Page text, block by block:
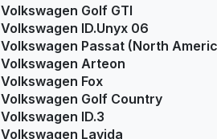
Volkswagen Golf GTI
Volkswagen ID.Unyx 06
Volkswagen Passat (North
Volkswagen Arteon
Volkswagen Fox
Volkswagen Golf Country
Volkswagen ID.3
Volkswagen Lavida